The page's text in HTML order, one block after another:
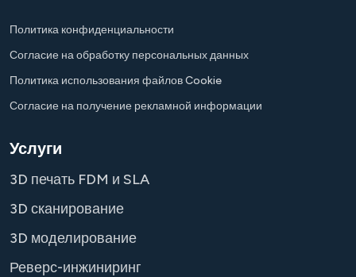
Политика конфиденциальности
Согласие на обработку персональных данных
Политика использования файлов Cookie
Согласие на получение рекламной информации
Услуги
3D печать FDM и SLA
3D сканирование
3D моделирование
Реверс-инжиниринг